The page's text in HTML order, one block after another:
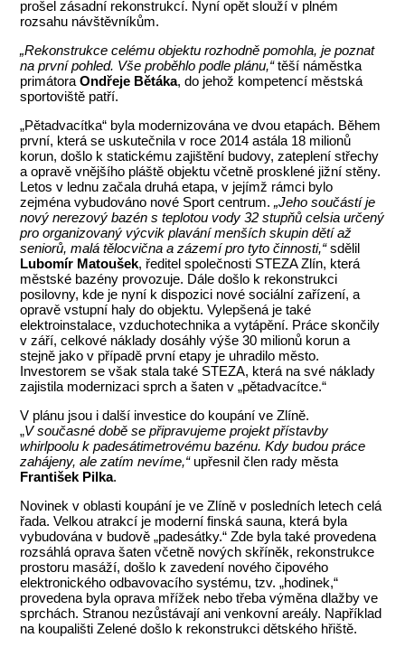
prošel zásadní rekonstrukcí. Nyní opět slouží v plném
rozsahu návštěvníkům.
„Rekonstrukce celému objektu rozhodně pomohla, je poznat
na první pohled. Vše proběhlo podle plánu,“těší náměstka
primátoraOndřeje Bětáka, do jehož kompetencí městská
sportoviště patří.
„Pětadvacítka“ byla modernizována ve dvou etapách. Během
první, která se uskutečnila v roce 2014 astála 18 milionů
korun, došlo k statickému zajištění budovy, zateplení střechy
a opravě vnějšího pláště objektu včetně prosklené jižní stěny.
Letos v lednu začala druhá etapa, v jejímž rámci bylo
zejména vybudováno nové Sport centrum.„Jeho součástí je
nový nerezový bazén s teplotou vody 32 stupňů celsia určený
pro organizovaný výcvik plavání menších skupin dětí až
seniorů, malá tělocvična a zázemí pro tyto činnosti,“sdělil
Lubomír Matoušek, ředitel společnosti STEZA Zlín, která
městské bazény provozuje. Dále došlo k rekonstrukci
posilovny, kde je nyní k dispozici nové sociální zařízení, a
opravě vstupní haly do objektu. Vylepšená je také
elektroinstalace, vzduchotechnika a vytápění. Práce skončily
v září, celkové náklady dosáhly výše 30 milionů korun a
stejně jako v případě první etapy je uhradilo město.
Investorem se však stala také STEZA, která na své náklady
zajistila modernizaci sprch a šaten v „pětadvacítce.“
V plánu jsou i další investice do koupání ve Zlíně.
„V současné době se připravujeme projekt přístavby
whirlpoolu k padesátimetrovému bazénu. Kdy budou práce
zahájeny, ale zatím nevíme,“ upřesnil člen rady města
František Pilka.
Novinek v oblasti koupání je ve Zlíně v posledních letech celá
řada. Velkou atrakcí je moderní finská sauna, která byla
vybudována v budově „padesátky.“ Zde byla také provedena
rozsáhlá oprava šaten včetně nových skříněk, rekonstrukce
prostoru masáží, došlo k zavedení nového čipového
elektronického odbavovacího systému, tzv. „hodinek,“
provedena byla oprava mřížek nebo třeba výměna dlažby ve
sprchách. Stranou nezůstávají ani venkovní areály. Například
na koupališti Zelené došlo k rekonstrukci dětského hřiště.